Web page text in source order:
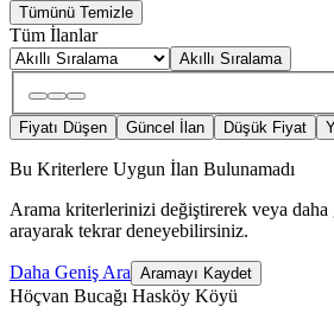
Tümünü Temizle
Tüm İlanlar
Akıllı Sıralama
Fiyatı Düşen Güncel İlan Düşük Fiyat
Bu Kriterlere Uygun İlan Bulunamadı
Arama kriterlerinizi değiştirerek veya daha
arayarak tekrar deneyebilirsiniz.
Daha Geniş Ara Aramayı Kaydet
Höçvan Bucağı Hasköy Köyü